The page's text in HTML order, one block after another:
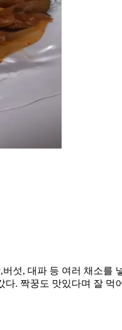
섯, 대파 등 여러 채소
. 짝꿍도 맛있다며 잘